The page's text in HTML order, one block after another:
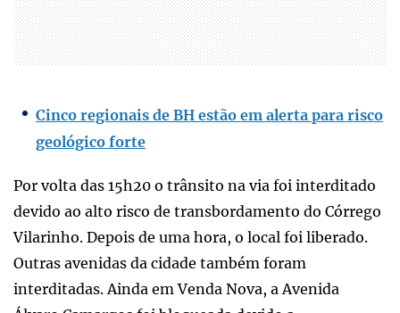
Cinco regionais de BH estão em alerta para risco
geológico forte
Por volta das 15h20 o trânsito na via foi interditado
devido ao alto risco de transbordamento do Córrego
Vilarinho. Depois de uma hora, o local foi liberado.
Outras avenidas da cidade também foram
interditadas. Ainda em Venda Nova, a Avenida